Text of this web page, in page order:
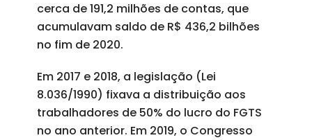
cerca de 191,2 milhões de contas, que
acumulavam saldo de R$ 436,2 bilhões
no fim de 2020.
Em 2017 e 2018, a legislação (Lei
8.036/1990) fixava a distribuição aos
trabalhadores de 50% do lucro do FGTS
no ano anterior. Em 2019, o Congresso